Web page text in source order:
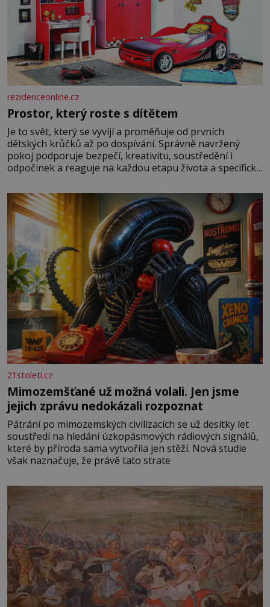
rezidenceonline.cz
Prostor, který roste s dítětem
Je to svět, který se vyvíjí a proměňuje od prvních
dětských krůčků až po dospívání. Správně navržený
pokoj podporuje bezpečí, kreativitu, soustředění i
odpočinek a reaguje na každou etapu života a specifické
měkkost a bezpečí, proto by pokoj miminka měl působit
především klidně a útulně. Předškolní věk je
21stoleti.cz
Mimozemšťané už možná volali. Jen jsme
jejich zprávu nedokázali rozpoznat
Pátrání po mimozemských civilizacích se už desítky let
soustředí na hledání úzkopásmových rádiových signálů,
které by příroda sama vytvořila jen stěží. Nová studie
však naznačuje, že právě tato strate